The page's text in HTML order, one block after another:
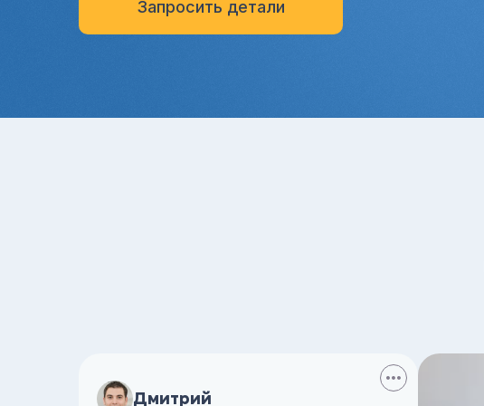
Запросить детали
Дмитрий